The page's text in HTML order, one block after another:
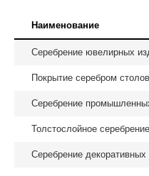
Наименование
Серебрение ювелирных
Покрытие серебром
Серебрение
Толстослойное серебрение
Серебрение